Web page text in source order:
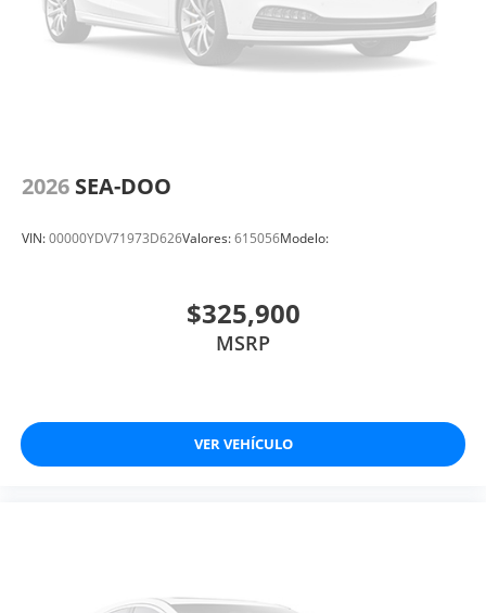
2026 SEA-DOO
VIN:00000YDV71973D626Valores:615056Modelo:
$325,900
MSRP
VER VEHÍCULO